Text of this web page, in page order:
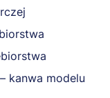
kanwa modelu